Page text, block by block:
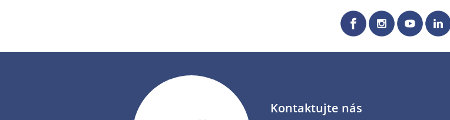
Kontaktujte nás